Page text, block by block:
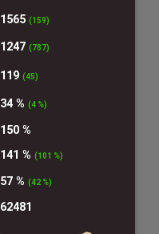
1565 (159)
1247 (787)
119 (45)
34 % (4 %)
150 %
141 % (101 %)
57 % (42 %)
62481